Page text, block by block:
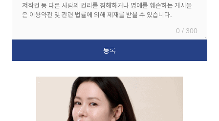
0 / 300